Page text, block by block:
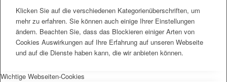
Klicken Sie auf die verschiedenen Kategorienüberschriften, um
mehr zu erfahren. Sie können auch einige Ihrer Einstellungen
ändern. Beachten Sie, dass das Blockieren einiger Arten von
Cookies Auswirkungen auf Ihre Erfahrung auf unseren Webseite
und auf die Dienste haben kann, die wir anbieten können.
Wichtige Webseiten-Cookies